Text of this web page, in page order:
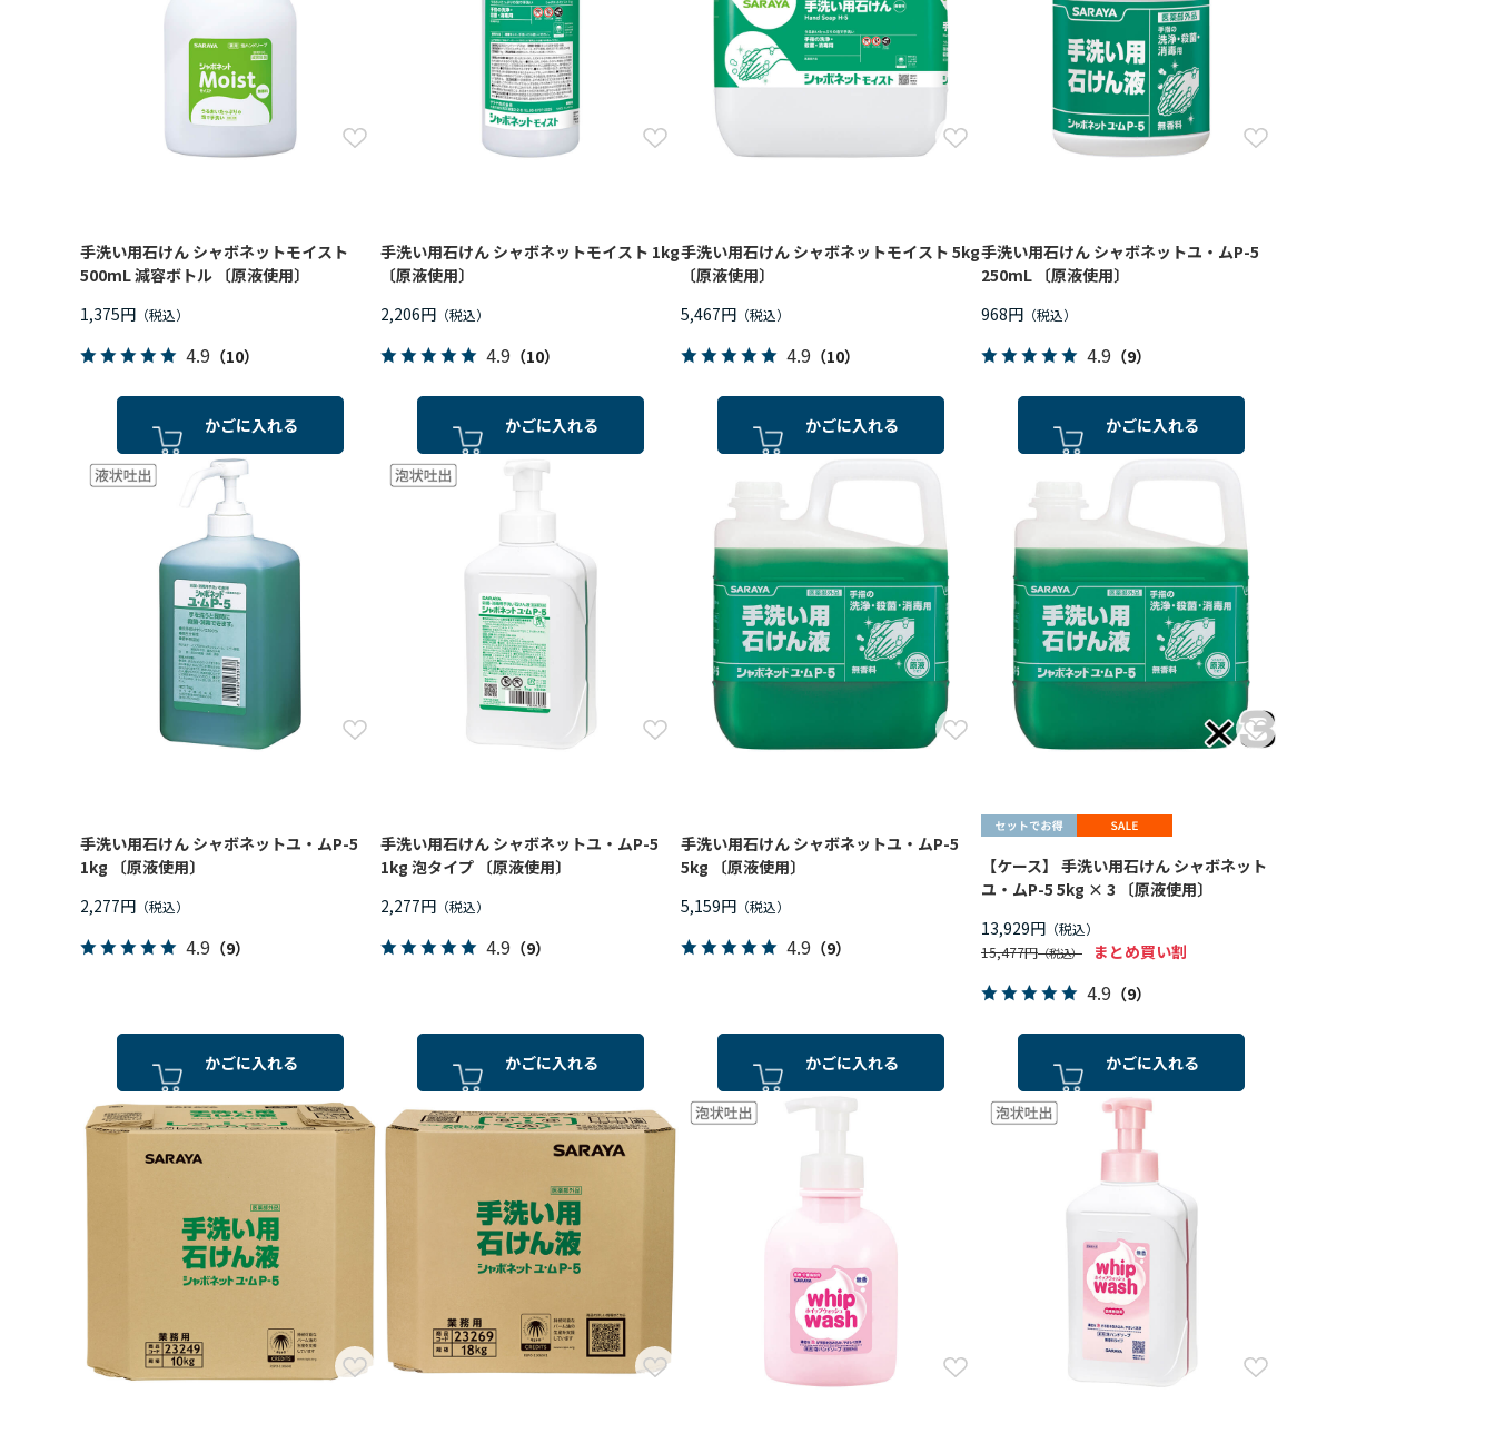
手洗い用石けん シャボネットモイスト
500mL 減容ボトル 〔原液使用〕
1,375円
4.9 （10）
かごに入れる
手洗い用石けん シャボネットモイスト 1kg
〔原液使用〕
2,206円
4.9 （10）
かごに入れる
手洗い用石けん シャボネットモイスト 5kg
〔原液使用〕
5,467円
4.9 （10）
かごに入れる
手洗い用石けん シャボネットユ・ムP-5
250mL 〔原液使用〕
968円
4.9 （9）
かごに入れる
手洗い用石けん シャボネットユ・ムP-5
1kg 〔原液使用〕
2,277円
4.9 （9）
かごに入れる
手洗い用石けん シャボネットユ・ムP-5
1kg 泡タイプ 〔原液使用〕
2,277円
4.9 （9）
かごに入れる
手洗い用石けん シャボネットユ・ムP-5
5kg 〔原液使用〕
5,159円
4.9 （9）
かごに入れる
【ケース】 手洗い用石けん シャボネット
ユ・ムP-5 5kg × 3 〔原液使用〕
13,929円
15,477円 まとめ買い割
4.9 （9）
かごに入れる